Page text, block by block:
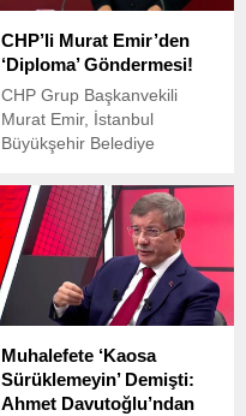
CHP’li Murat Emir’den
‘Diploma’ Göndermesi!
CHP Grup Başkanvekili
Murat Emir, İstanbul
Büyükşehir Belediye
hakkında başlatılan lisans
diploması soruşturmasına
tepki gösterdi.
Muhalefete ‘Kaosa
Sürüklemeyin’ Demişti:
Ahmet Davutoğlu’ndan